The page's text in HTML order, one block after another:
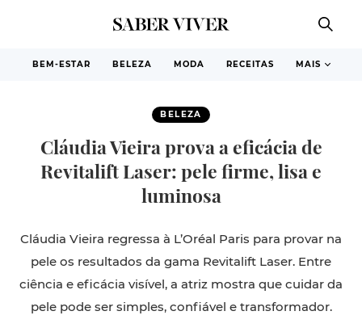
BEM-ESTAR BELEZA MODA RECEITAS MAIS
BELEZA
Cláudia Vieira prova a eficácia de
Revitalift Laser: pele firme, lisa e
luminosa
Cláudia Vieira regressa à L’Oréal Paris para provar na
pele os resultados da gama Revitalift Laser. Entre
ciência e eficácia visível, a atriz mostra que cuidar da
pele pode ser simples, confiável e transformador.